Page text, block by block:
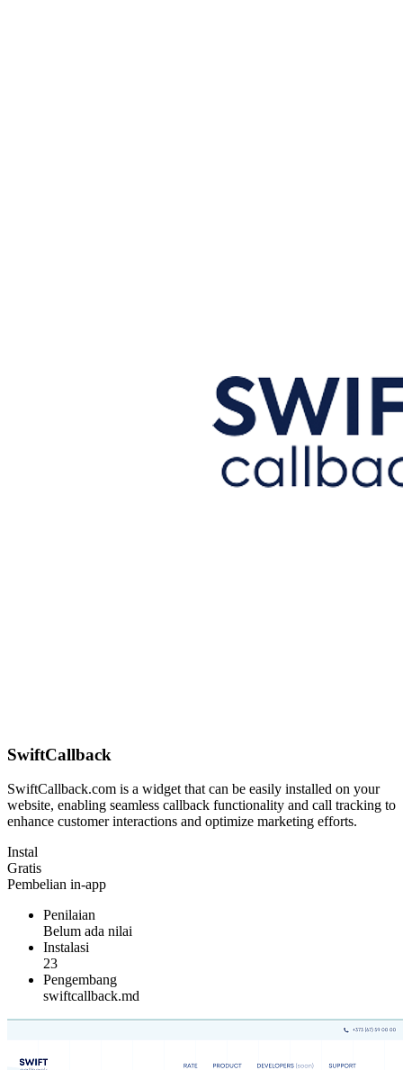
SwiftCallback
SwiftCallback.com is a widget that can be easily installed on your
website, enabling seamless callback functionality and call tracking to
enhance customer interactions and optimize marketing efforts.
Instal
Gratis
Pembelian in-app
Penilaian
Belum ada nilai
Instalasi
23
Pengembang
swiftcallback.md